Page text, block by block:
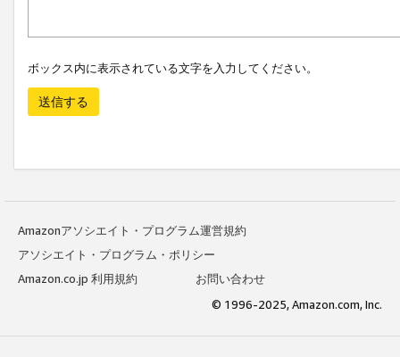
ボックス内に表示されている文字を入力してください。
送信する
Amazonアソシエイト・プログラム運営規約
アソシエイト・プログラム・ポリシー
Amazon.co.jp 利用規約
お問い合わせ
© 1996-2025, Amazon.com, Inc.